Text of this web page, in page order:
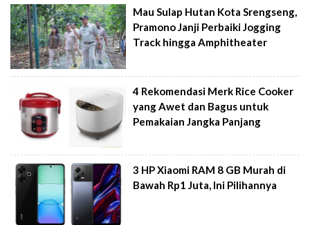
Mau Sulap Hutan Kota Srengseng,
Pramono Janji Perbaiki Jogging
Track hingga Amphitheater
4 Rekomendasi Merk Rice Cooker
yang Awet dan Bagus untuk
Pemakaian Jangka Panjang
3 HP Xiaomi RAM 8 GB Murah di
Bawah Rp1 Juta, Ini Pilihannya